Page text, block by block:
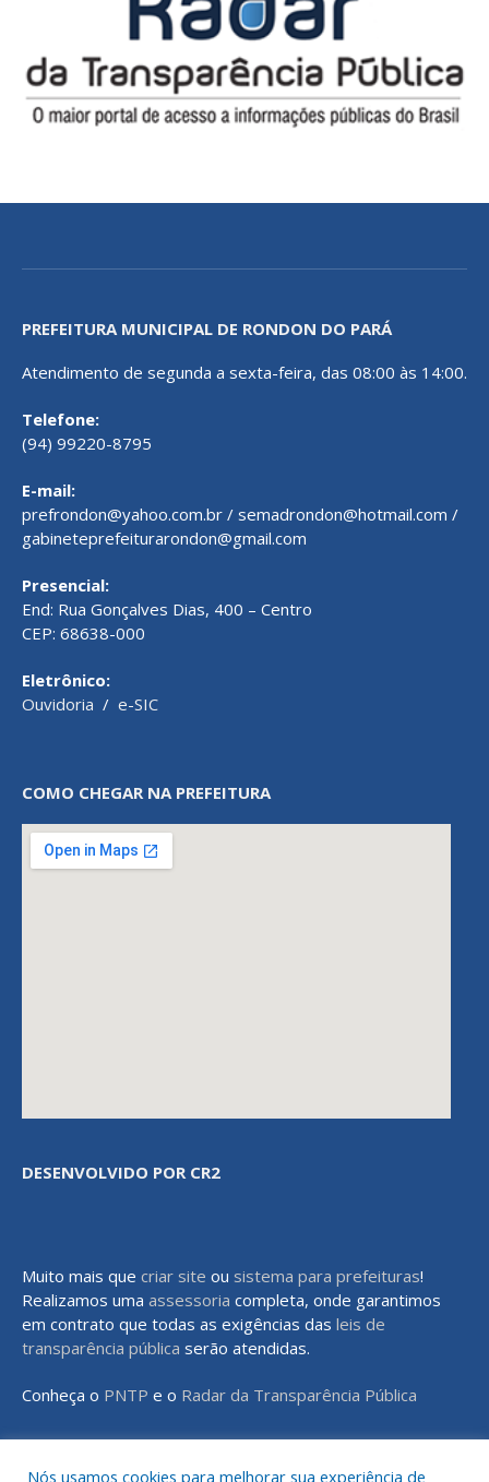
PREFEITURA MUNICIPAL DE RONDON DO PARÁ
Atendimento de segunda a sexta-feira, das 08:00 às 14:00.
Telefone:
(94) 99220-8795
E-mail:
prefrondon@yahoo.com.br / semadrondon@hotmail.com /
gabineteprefeiturarondon@gmail.com
Presencial:
End: Rua Gonçalves Dias, 400 – Centro
CEP: 68638-000
Eletrônico:
Ouvidoria / e-SIC
COMO CHEGAR NA PREFEITURA
DESENVOLVIDO POR CR2
Muito mais que criar site ou sistema para prefeituras!
Realizamos uma assessoria completa, onde garantimos
em contrato que todas as exigências das leis de
transparência pública serão atendidas.
Conheça o PNTP e o Radar da Transparência Pública
Nós usamos cookies para melhorar sua experiência de